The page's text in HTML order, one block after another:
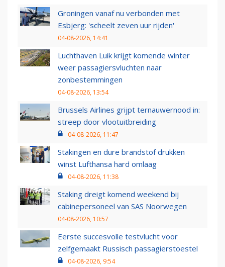
Groningen vanaf nu verbonden met
Esbjerg: 'scheelt zeven uur rijden'
04-08-2026, 14:41
Luchthaven Luik krijgt komende winter
weer passagiersvluchten naar
zonbestemmingen
04-08-2026, 13:54
Brussels Airlines grijpt ternauwernood in:
streep door vlootuitbreiding
04-08-2026, 11:47
Stakingen en dure brandstof drukken
winst Lufthansa hard omlaag
04-08-2026, 11:38
Staking dreigt komend weekend bij
cabinepersoneel van SAS Noorwegen
04-08-2026, 10:57
Eerste succesvolle testvlucht voor
zelfgemaakt Russisch passagierstoestel
04-08-2026, 9:54